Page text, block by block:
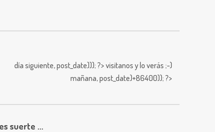
día siguiente,post_date))); ?> visitanos y lo verás ;-)
mañana,post_date)+86400)); ?>
suerte ...